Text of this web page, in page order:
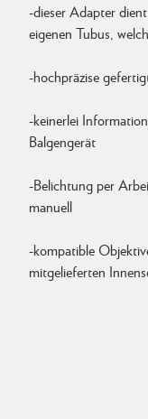
-dieser Adapter
eigenen Tubus,
-hochpräzise
-keinerlei
Balgengerät
-Belichtung per
manuell
-kompatible
mitgelieferten